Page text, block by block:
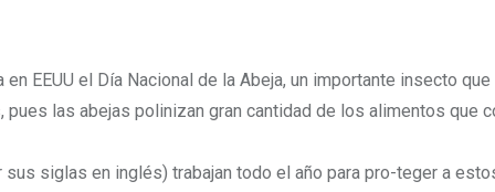
EEUU el Día Nacional de la Abeja, un importante insecto
las abejas polinizan gran cantidad de los alimentos que
siglas en inglés) trabajan todo el año para pro-teger a